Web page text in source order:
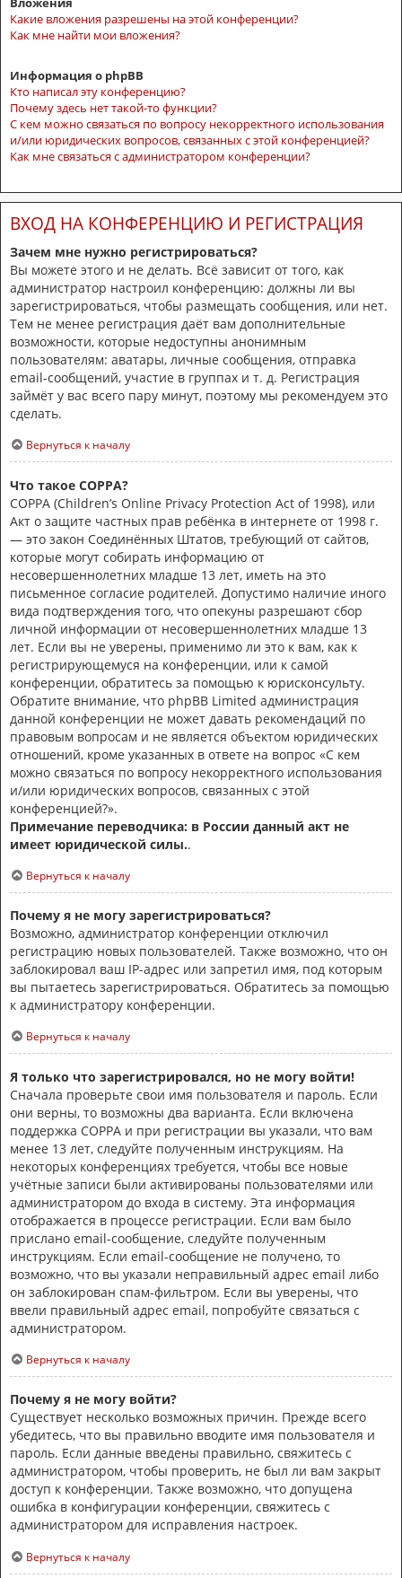
Какие вложения разрешены на этой конференции?
Как мне найти мои вложения?
Информация о phpBB
Кто написал эту конференцию?
Почему здесь нет такой-то функции?
С кем можно связаться по вопросу некорректного использования
и/или юридических вопросов, связанных с этой конференцией?
Как мне связаться с администратором конференции?
ВХОД НА КОНФЕРЕНЦИЮ И РЕГИСТРАЦИЯ
Зачем мне нужно регистрироваться?
Вы можете этого и не делать. Всё зависит от того, как
администратор настроил конференцию: должны ли вы
зарегистрироваться, чтобы размещать сообщения, или нет.
Тем не менее регистрация даёт вам дополнительные
возможности, которые недоступны анонимным
пользователям: аватары, личные сообщения, отправка
email-сообщений, участие в группах и т. д. Регистрация
займёт у вас всего пару минут, поэтому мы рекомендуем это
сделать.
Вернуться к началу
Что такое COPPA?
COPPA (Children’s Online Privacy Protection Act of 1998), или
Акт о защите частных прав ребёнка в интернете от 1998 г.
— это закон Соединённых Штатов, требующий от сайтов,
которые могут собирать информацию от
несовершеннолетних младше 13 лет, иметь на это
письменное согласие родителей. Допустимо наличие иного
вида подтверждения того, что опекуны разрешают сбор
личной информации от несовершеннолетних младше 13
лет. Если вы не уверены, применимо ли это к вам, как к
регистрирующемуся на конференции, или к самой
конференции, обратитесь за помощью к юрисконсульту.
Обратите внимание, что phpBB Limited администрация
данной конференции не может давать рекомендаций по
правовым вопросам и не является объектом юридических
отношений, кроме указанных в ответе на вопрос «С кем
можно связаться по вопросу некорректного использования
и/или юридических вопросов, связанных с этой
конференцией?».
Примечание переводчика: в России данный акт не
имеет юридической силы..
Вернуться к началу
Почему я не могу зарегистрироваться?
Возможно, администратор конференции отключил
регистрацию новых пользователей. Также возможно, что он
заблокировал ваш IP-адрес или запретил имя, под которым
вы пытаетесь зарегистрироваться. Обратитесь за помощью
к администратору конференции.
Вернуться к началу
Я только что зарегистрировался, но не могу войти!
Сначала проверьте свои имя пользователя и пароль. Если
они верны, то возможны два варианта. Если включена
поддержка COPPA и при регистрации вы указали, что вам
менее 13 лет, следуйте полученным инструкциям. На
некоторых конференциях требуется, чтобы все новые
учётные записи были активированы пользователями или
администратором до входа в систему. Эта информация
отображается в процессе регистрации. Если вам было
прислано email-сообщение, следуйте полученным
инструкциям. Если email-сообщение не получено, то
возможно, что вы указали неправильный адрес email либо
он заблокирован спам-фильтром. Если вы уверены, что
ввели правильный адрес email, попробуйте связаться с
администратором.
Вернуться к началу
Почему я не могу войти?
Существует несколько возможных причин. Прежде всего
убедитесь, что вы правильно вводите имя пользователя и
пароль. Если данные введены правильно, свяжитесь с
администратором, чтобы проверить, не был ли вам закрыт
доступ к конференции. Также возможно, что допущена
ошибка в конфигурации конференции, свяжитесь с
администратором для исправления настроек.
Вернуться к началу